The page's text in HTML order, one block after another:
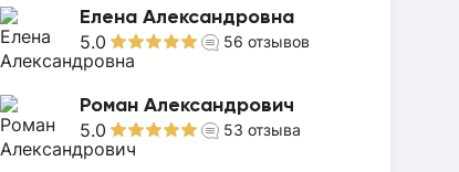
Елена Александровна
5.0 56 отзывов
Роман Александрович
5.0 53 отзыва